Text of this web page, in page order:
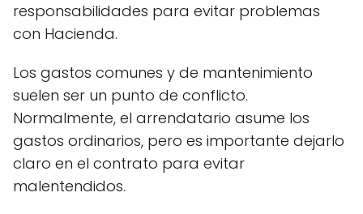
responsabilidades para evitar problemas
con Hacienda.
Los gastos comunes y de mantenimiento
suelen ser un punto de conflicto.
Normalmente, el arrendatario asume los
gastos ordinarios, pero es importante dejarlo
claro en el contrato para evitar
malentendidos.